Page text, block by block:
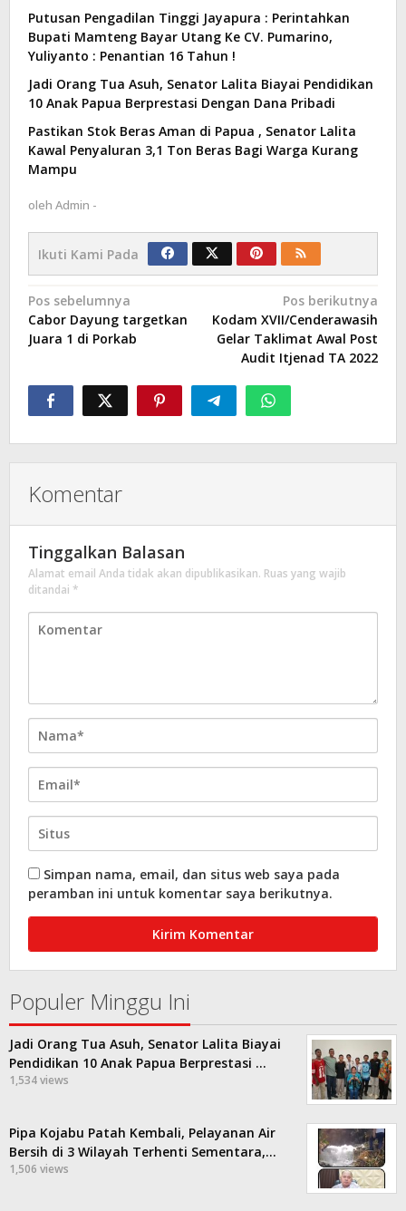
Putusan Pengadilan Tinggi Jayapura : Perintahkan
Bupati Mamteng Bayar Utang Ke CV. Pumarino,
Yuliyanto : Penantian 16 Tahun !
Jadi Orang Tua Asuh, Senator Lalita Biayai Pendidikan
10 Anak Papua Berprestasi Dengan Dana Pribadi
Pastikan Stok Beras Aman di Papua , Senator Lalita
Kawal Penyaluran 3,1 Ton Beras Bagi Warga Kurang
Mampu
oleh Admin -
Ikuti Kami Pada
Navigasi
pos
Pos sebelumnya
Cabor Dayung targetkan
Juara 1 di Porkab
Pos berikutnya
Kodam XVII/Cenderawasih
Gelar Taklimat Awal Post
Audit Itjenad TA 2022
Komentar
Tinggalkan Balasan
Alamat email Anda tidak akan dipublikasikan. Ruas yang wajib
ditandai *
Simpan nama, email, dan situs web saya pada
peramban ini untuk komentar saya berikutnya.
Populer Minggu Ini
Jadi Orang Tua Asuh, Senator Lalita Biayai
Pendidikan 10 Anak Papua Berprestasi …
1,534 views
Pipa Kojabu Patah Kembali, Pelayanan Air
Bersih di 3 Wilayah Terhenti Sementara,…
1,506 views